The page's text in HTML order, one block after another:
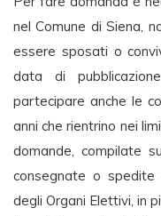
nel Comune di Siena,
essere sposati o
data di
partecipare anche le
anni che rientrino nei
domande, compilate
consegnate o
degli Organi Elettivi, in